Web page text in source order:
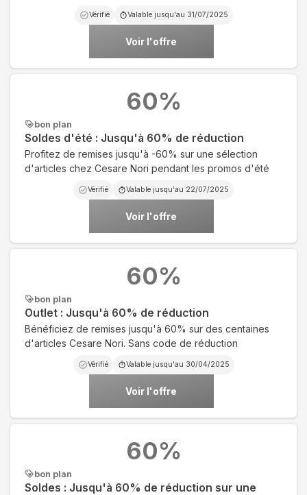
Vérifié Valable jusqu'au 31/07/2025
Voir l'offre
bon plan
Soldes d'été : Jusqu'à 60% de réduction
Profitez de remises jusqu'à -60% sur une sélection
d'articles chez Cesare Nori pendant les promos d'été
Vérifié Valable jusqu'au 22/07/2025
Voir l'offre
60%
bon plan
Outlet : Jusqu'à 60% de réduction
Bénéficiez de remises jusqu'à 60% sur des centaines
d'articles Cesare Nori. Sans code de réduction
Vérifié Valable jusqu'au 30/04/2025
Voir l'offre
60%
bon plan
Soldes : Jusqu'à 60% de réduction sur une
60%